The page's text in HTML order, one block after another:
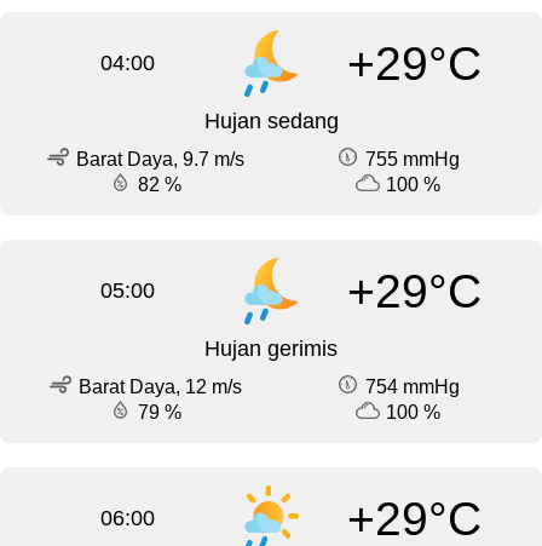
04:00 +29°C
Hujan sedang
Barat Daya, 9.7 m/s
755 mmHg
82 %
100 %
05:00 +29°C
Hujan gerimis
Barat Daya, 12 m/s
754 mmHg
79 %
100 %
06:00 +29°C